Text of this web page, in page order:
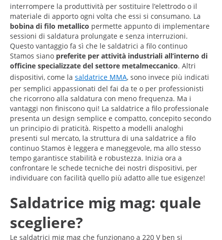
interrompere la produttività per sostituire l’elettrodo o il
materiale di apporto ogni volta che essi si consumano. La
bobina di filo metallico permette appunto di implementare
sessioni di saldatura prolungate e senza interruzioni.
Questo vantaggio fa sì che le saldatrici a filo continuo
Stamos siano preferite per attività industriali all’interno di
officine specializzate del settore metalmeccanico. Altri
dispositivi, come la saldatrice MMA, sono invece più indicati
per semplici appassionati del fai da te o per professionisti
che ricorrono alla saldatura con meno frequenza. Ma i
vantaggi non finiscono qui! La saldatrice a filo professionale
presenta un design semplice e compatto, concepito secondo
un principio di praticità. Rispetto a modelli analoghi
presenti sul mercato, la struttura di una saldatrice a filo
continuo Stamos è leggera e maneggevole, ma allo stesso
tempo garantisce stabilità e robustezza. Inizia ora a
confrontare le schede tecniche dei nostri dispositivi, per
individuare con facilità quello più adatto alle tue esigenze!
Saldatrice mig mag: quale
scegliere?
Le saldatrici mig mag che funzionano a 220 V ben si